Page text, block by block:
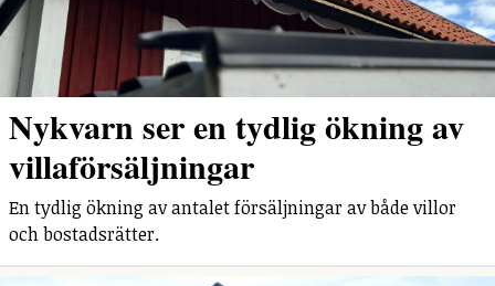
Nykvarn ser en tydlig ökning av
villaförsäljningar
En tydlig ökning av antalet försäljningar av både villor
och bostadsrätter.